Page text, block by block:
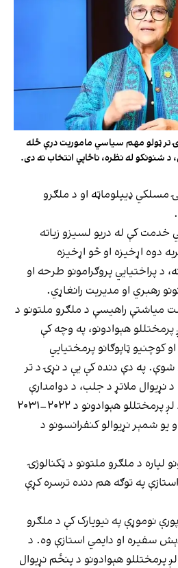
تر ټولو مهم سیاسي ماموریت درې ځله
شنونکو له نظره، ناڅاپي انتخاب نه دی.
مسلکي ډیپلوماټه او د ملګرو
خدمت کې له دریو لسیزو زیاته
دوه اړخیزه او څو اړخیزه
د پراختیایي پروګرامونو طرحه او
رهبري او مدیریت رانغاړي.
کال له اګست میاشتې راهیسې د ملګرو ملتونو د
هېوادونو، په وچه کې
کوچنیو ټاپوګانو پرمختیايي
شوې. په دې دنده کې یې د نړۍ د تر
د نړیوال ملاتړ د جلب، د دوامدارې
پراختیا موخود پلي کېدو، د لږ پرمختللو هېوادونو د ۲۰۲۲–۲۰۳۱
یو شمېر نړیوالو کنفرانسونو د
لپاره د ملګرو ملتونو د ټکنالوژۍ
په توګه هم دنده ترسره کړې
څخه تر ۲۰۲۲ کال پورې نوموړې په نیویارک کې د ملګرو
سفیره او دایمي استازې وه. د
هېوادونو د پنځم نړیوال